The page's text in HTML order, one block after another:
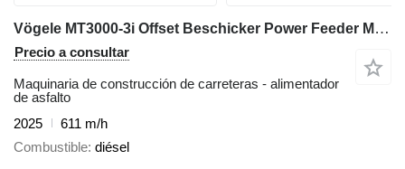
Vögele MT3000-3i Offset Beschicker Power Feeder MTV
Precio a consultar
Maquinaria de construcción de carreteras - alimentador
de asfalto
2025
611 m/h
Combustible diésel